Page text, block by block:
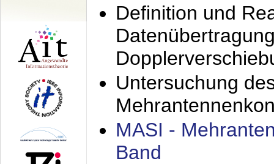
Definition und
Untersuchung
MASI -
Band